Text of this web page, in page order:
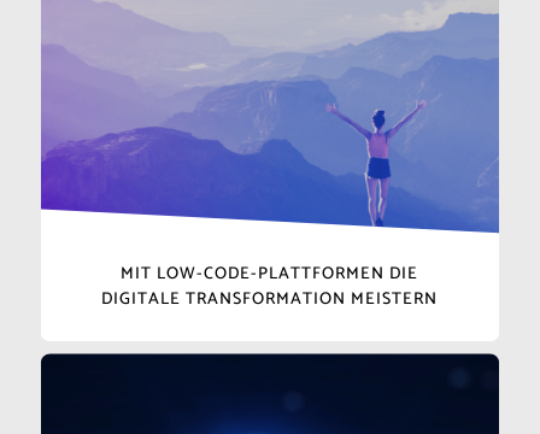
MIT LOW-CODE-PLATTFORMEN DIE
DIGITALE TRANSFORMATION MEISTERN